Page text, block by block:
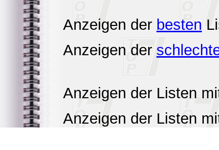
Anzeigen der besten
Anzeigen der
Anzeigen der Listen
Anzeigen der Listen